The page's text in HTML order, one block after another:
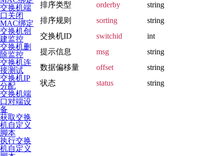
交换机端
口关闭
MAC绑定
交换机创
建监控
交换机删
除监控
交换机连
接测试
交换机IP
分配
交换机端
口对端设
备
获取交换
机自定义
脚本
执行交换
机自定义
排序类型
orderby
string
排序规则
sorting
string
交换机ID
switchid
int
提示信息
msg
string
数据偏移量
offset
string
状态
status string